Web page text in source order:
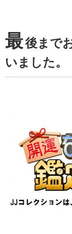
最後まで
いました。